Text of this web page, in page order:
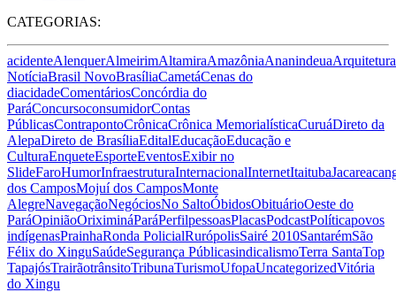
CATEGORIAS:
acidenteAlenquerAlmeirimAltamiraAmazôniaAnanindeuaArquitetura
NotíciaBrasil NovoBrasíliaCametáCenas do
diacidadeComentáriosConcórdia do
ParáConcursoconsumidorContas
PúblicasContrapontoCrônicaCrônica MemorialísticaCuruáDireto da
AlepaDireto de BrasíliaEditalEducaçãoEducação e
CulturaEnqueteEsporteEventosExibir no
SlideFaroHumorInfraestruturaInternacionalInternetItaituba
dos CamposMojuí dos CamposMonte
AlegreNavegaçãoNegóciosNo SaltoÓbidosObituárioOeste do
ParáOpiniãoOriximináParáPerfilpessoasPlacasPodcastPolíticapovos
indígenasPrainhaRonda PolicialRurópolisSairé 2010SantarémSão
Félix do XinguSaúdeSegurança PúblicasindicalismoTerra SantaTop
TapajósTrairãotrânsitoTribunaTurismoUfopaUncategorizedVitória
do Xingu